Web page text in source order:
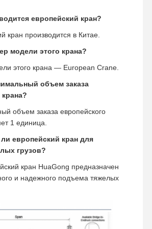
европейский кран?
кран производится в Китае.
модели этого крана?
этого крана — European Crane.
объем заказа
объем заказа европейского
1 единица.
европейский кран для
грузов?
кран HuaGong предназначен
и надежного подъема тяжелых